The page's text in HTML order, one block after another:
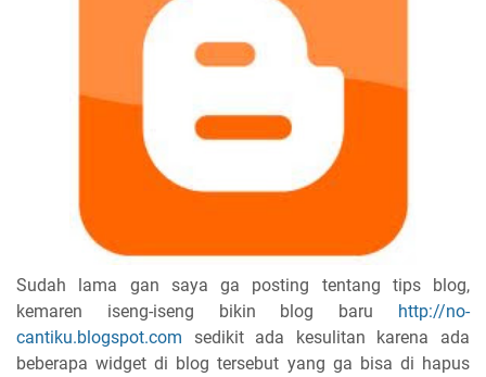
Sudah lama gan saya ga posting tentang tips blog,
kemaren iseng-iseng bikin blog baru http://no-
cantiku.blogspot.com sedikit ada kesulitan karena ada
beberapa widget di blog tersebut yang ga bisa di hapus